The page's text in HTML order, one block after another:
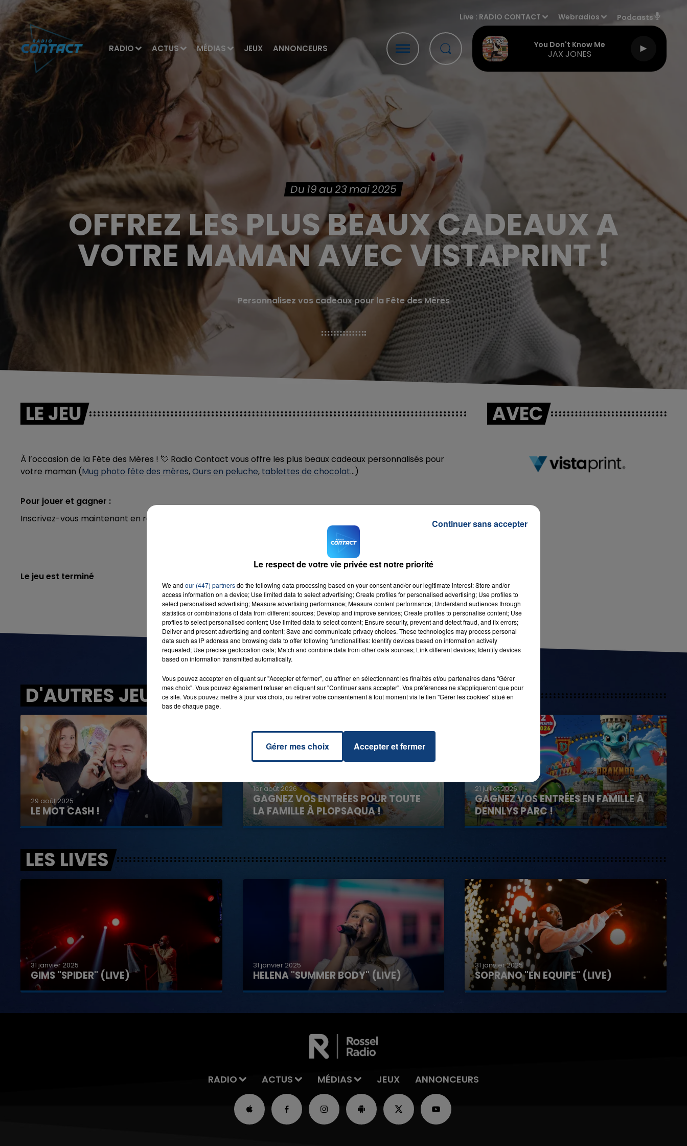
RADIO ACTUS MÉDIAS JEUX ANNONCEURS
Live : RADIO CONTACT Webradios Podcasts
You Don't Know Me
JAX JONES
LA TEAM DE L'ÉTÉ
Du 19 au 23 mai 2025
OFFREZ LES PLUS BEAUX CADEAUX A
VOTRE MAMAN AVEC VISTAPRINT !
Personnalisez vos cadeaux pour la Fête des Mères
LE JEU
À l’occasion de la Fête des Mères ! 💘 Radio Contact vous offre les plus beaux cadeaux personnalisés pour
votre maman (Mug photo fête des mères,Ours en peluche, tablettes de chocolat...)
Pour jouer et gagner :
Inscrivez-vous maintenant en remplissant le formulaire ci-dessous !
Le jeu est terminé
AVEC
D'AUTRES JEUX
29 août 2025
LE MOT CASH !
1er août 2026
GAGNEZ VOS ENTRÉES POUR TOUTE
LA FAMILLE À PLOPSAQUA !
21 juillet 2026
GAGNEZ VOS ENTRÉES EN FAMILLE À
DENNLYS PARC !
LES LIVES
31 janvier 2025
GIMS "SPIDER" (LIVE)
31 janvier 2025
HELENA "SUMMER BODY" (LIVE)
31 janvier 2025
SOPRANO "EN EQUIPE" (LIVE)
RADIO ACTUS MÉDIAS JEUX ANNONCEURS
Le respect de votre vie privée est notre priorité
We and our (447) partnersdo the following data processing based on your consent and/or our legitimate interest: Store and/or
access information on a device; Use limited data to select advertising; Create profiles for personalised advertising; Use profiles to
select personalised advertising; Measure advertising performance; Measure content performance; Understand audiences through
statistics or combinations of data from different sources; Develop and improve services; Create profiles to personalise content; Use
profiles to select personalised content; Use limited data to select content; Ensure security, prevent and detect fraud, and fix errors;
Deliver and present advertising and content; Save and communicate privacy choices. These technologies may process personal
data such as IP address and browsing data to offer following functionalities: Identify devices based on information actively
requested; Use precise geolocation data; Match and combine data from other data sources; Link different devices; Identify devices
based on information transmitted automatically.
Vous pouvez accepter en cliquant sur "Accepter et fermer", ou affiner en sélectionnant les finalités et/ou partenaires dans "Gérer
mes choix". Vous pouvez également refuser en cliquant sur "Continuer sans accepter". Vos préférences ne s'appliqueront que pour
ce site. Vous pouvez mettre à jour vos choix, ou retirer votre consentement à tout moment via le lien "Gérer les cookies" situé en
bas de chaque page.
Gérer mes choix Accepter et fermer
Continuer sans accepter